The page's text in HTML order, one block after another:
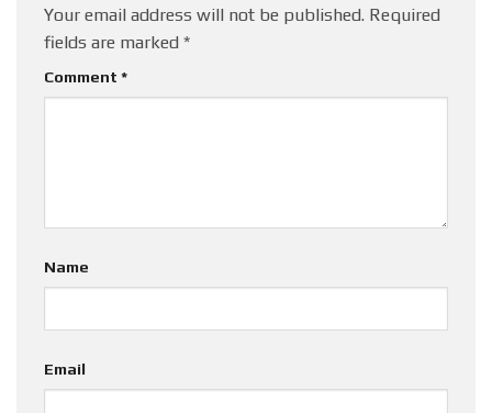
Your email address will not be published. Required
fields are marked *
Comment *
Name
Email